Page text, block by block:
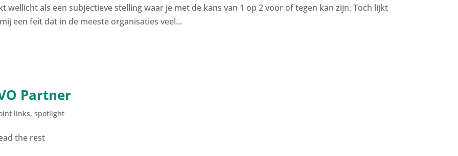
wellicht als een subjectieve stelling waar je met de kans van 1 op 2 voor of tegen kan zijn. Toch lijkt
een feit dat in de meeste organisaties veel...
Partner
links, spotlight
the rest